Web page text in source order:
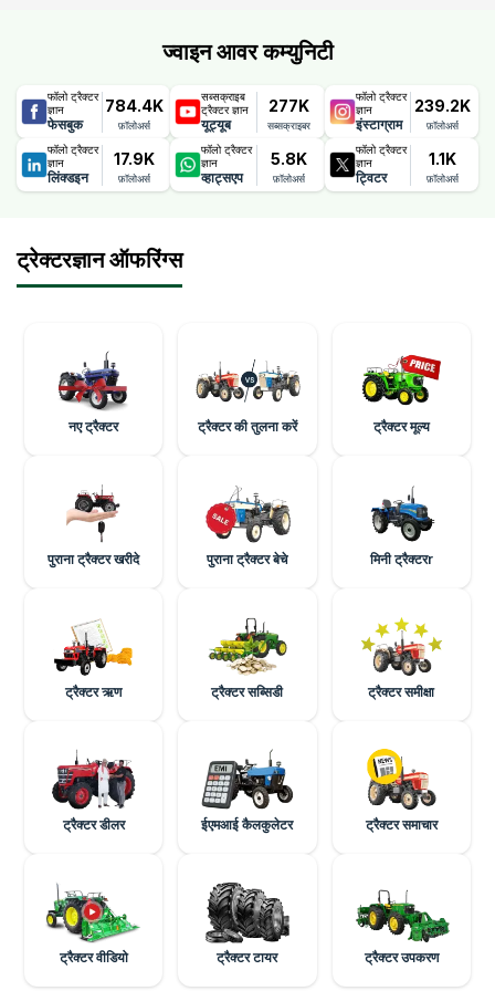
ज्वाइन आवर कम्युनिटी
फॉलो ट्रैक्टर
ज्ञान
फेसबुक
784.4K
फ़ॉलोअर्स
सब्सक्राइब
ट्रैक्टर ज्ञान
यूट्यूब
277K
सब्सक्राइबर
फॉलो ट्रैक्टर
ज्ञान
इंस्टाग्राम
239.2K
फ़ॉलोअर्स
फॉलो ट्रैक्टर
ज्ञान
लिंक्डइन
17.9K
फ़ॉलोअर्स
फॉलो ट्रैक्टर
ज्ञान
व्हाट्सएप
5.8K
फ़ॉलोअर्स
फॉलो ट्रैक्टर
ज्ञान
ट्विटर
1.1K
फ़ॉलोअर्स
ट्रेक्टरज्ञान ऑफरिंग्स
नए ट्रैक्टर ट्रैक्टर की तुलना करें ट्रैक्टर मूल्य
पुराना ट्रैक्टर खरीदे पुराना ट्रैक्टर बेचे मिनी ट्रैक्टरr
ट्रैक्टर ऋण ट्रैक्टर सब्सिडी ट्रैक्टर समीक्षा
ट्रैक्टर डीलर ईएमआई कैलकुलेटर ट्रैक्टर समाचार
ट्रैक्टर वीडियो ट्रैक्टर टायर ट्रैक्टर उपकरण